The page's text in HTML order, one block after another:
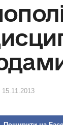
15.11.2013